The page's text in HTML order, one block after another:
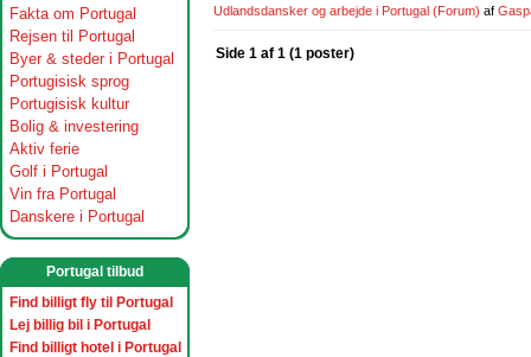
Fakta om Portugal
Rejsen til Portugal
Byer & steder i Portugal
Portugisisk sprog
Portugisisk kultur
Bolig & investering
Aktiv ferie
Golf i Portugal
Vin fra Portugal
Danskere i Portugal
Portugal tilbud
Find billigt fly til Portugal
Lej billig bil i Portugal
Find billigt hotel i Portugal
Udlandsdansker og arbejde i Portugal (Forum) af
Side 1 af 1 (1 poster)